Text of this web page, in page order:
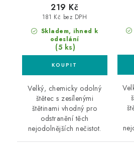
Skladem, ihned k
odeslání
(5 ks)
181 Kč bez DPH
219 Kč
Velký, chemicky odolný
štětec s zesílenými
štětinami vhodný pro
odstranění těch
nejodolnějších nečistot.